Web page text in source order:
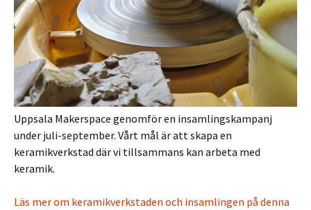
Uppsala Makerspace genomför en insamlingskampanj
under juli-september. Vårt mål är att skapa en
keramikverkstad där vi tillsammans kan arbeta med
keramik.
Läs mer om keramikverkstaden och insamlingen på denna